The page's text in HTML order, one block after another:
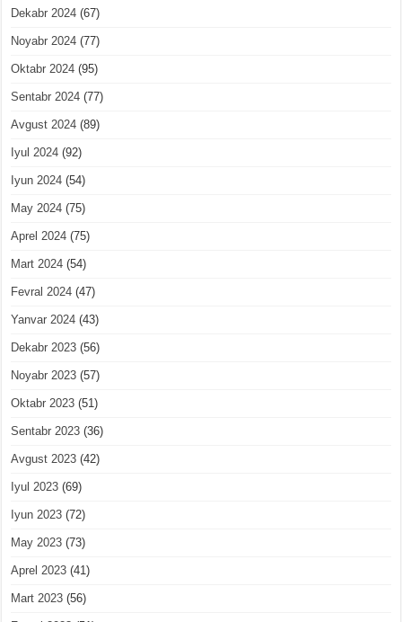
Dekabr 2024 (67)
Noyabr 2024 (77)
Oktabr 2024 (95)
Sentabr 2024 (77)
Avgust 2024 (89)
Iyul 2024 (92)
Iyun 2024 (54)
May 2024 (75)
Aprel 2024 (75)
Mart 2024 (54)
Fevral 2024 (47)
Yanvar 2024 (43)
Dekabr 2023 (56)
Noyabr 2023 (57)
Oktabr 2023 (51)
Sentabr 2023 (36)
Avgust 2023 (42)
Iyul 2023 (69)
Iyun 2023 (72)
May 2023 (73)
Aprel 2023 (41)
Mart 2023 (56)